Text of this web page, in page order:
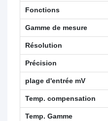
Fonctions
Gamme de mesure
Résolution
Précision
plage d'entrée mV
Temp. compensation
Temp. Gamme